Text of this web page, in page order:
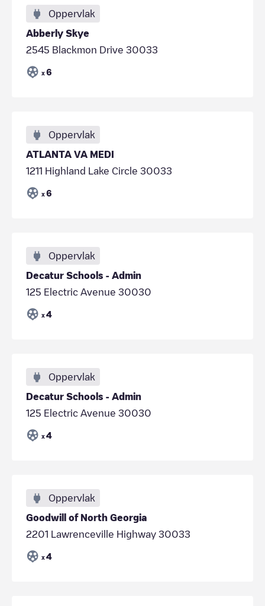
Oppervlak
Abberly Skye
2545 Blackmon Drive 30033
x 6
Oppervlak
ATLANTA VA MEDI
1211 Highland Lake Circle 30033
x 6
Oppervlak
Decatur Schools - Admin
125 Electric Avenue 30030
x 4
Oppervlak
Decatur Schools - Admin
125 Electric Avenue 30030
x 4
Oppervlak
Goodwill of North Georgia
2201 Lawrenceville Highway 30033
x 4